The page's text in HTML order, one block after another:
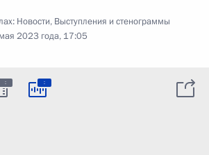
Новости, Выступления и стенограммы
2023 года, 17:05
: :